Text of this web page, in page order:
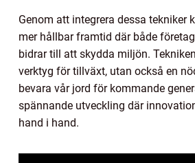
Genom att integrera dessa tekniker
mer hållbar framtid där både
bidrar till att skydda miljön.
verktyg för tillväxt, utan också en
bevara vår jord för kommande
spännande utveckling där
hand i hand.